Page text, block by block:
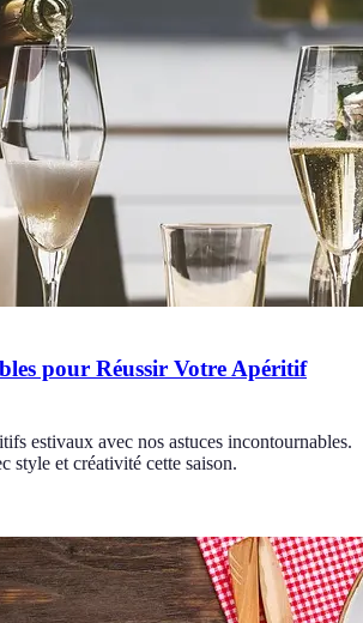
pour Réussir Votre Apéritif
estivaux avec nos astuces incontournables.
style et créativité cette saison.